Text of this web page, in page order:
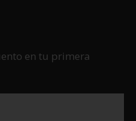
en tu primera